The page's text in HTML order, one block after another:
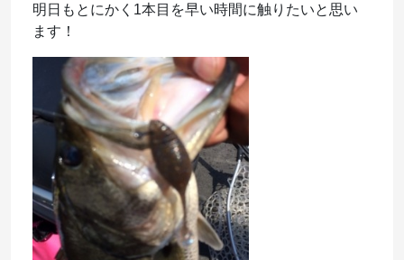
明日もとにかく1本目を早い時間に触りたいと思い
ます！